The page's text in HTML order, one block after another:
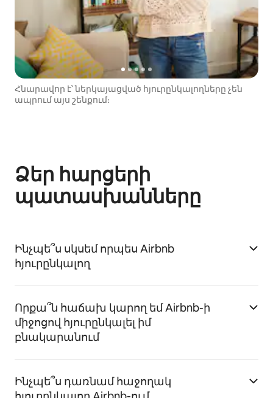
Հնարավոր է՝ ներկայացված հյուրընկալողները չեն
ապրում այս շենքում։
Ձեր հարցերի
պատասխանները
Ինչպե՞ս սկսեմ որպես Airbnb
հյուրընկալող
Որքա՞ն հաճախ կարող եմ Airbnb-ի
միջոցով հյուրընկալել իմ
բնակարանում
Ինչպե՞ս դառնամ հաջողակ